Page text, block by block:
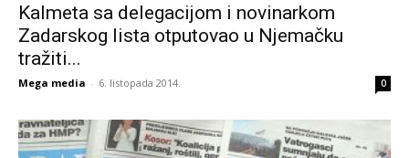
Kalmeta sa delegacijom i novinarkom
Zadarskog lista otputovao u Njemačku
tražiti...
Mega media - 6. listopada 2014. 0